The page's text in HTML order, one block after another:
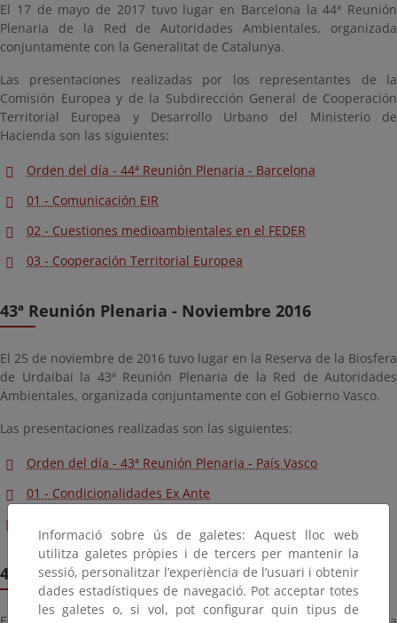
El 17 de mayo de 2017 tuvo lugar en Barcelona la 44ª Reunión
Plenaria de la Red de Autoridades Ambientales, organizada
conjuntamente con la Generalitat de Catalunya.
Las presentaciones realizadas por los representantes de la
Comisión Europea y de la Subdirección General de Cooperación
Territorial Europea y Desarrollo Urbano del Ministerio de
Hacienda son las siguientes:
Orden del día - 44ª Reunión Plenaria - Barcelona
01 - Comunicación EIR
02 - Cuestiones medioambientales en el FEDER
03 - Cooperación Territorial Europea
43ª Reunión Plenaria - Noviembre 2016
El 25 de noviembre de 2016 tuvo lugar en la Reserva de la Biosfera
de Urdaibai la 43ª Reunión Plenaria de la Red de Autoridades
Ambientales, organizada conjuntamente con el Gobierno Vasco.
Las presentaciones realizadas son las siguientes:
Orden del día - 43ª Reunión Plenaria - País Vasco
01 - Condicionalidades Ex Ante
42ª Reunión Plenaria - Abril 2016
Informació sobre ús de galetes: Aquest lloc web
utilitza galetes pròpies i de tercers per mantenir la
sessió, personalitzar l’experiència de l’usuari i obtenir
dades estadístiques de navegació. Pot acceptar totes
les galetes o, si vol, pot configurar quin tipus de